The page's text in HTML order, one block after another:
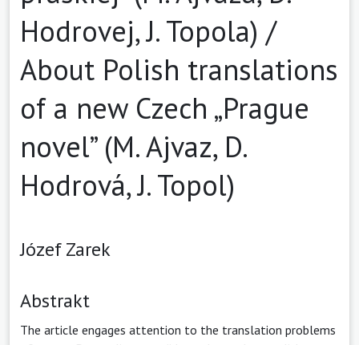
Hodrovej, J. Topola) /
About Polish translations
of a new Czech „Prague
novel” (M. Ajvaz, D.
Hodrová, J. Topol)
Józef Zarek
Abstrakt
The article engages attention to the translation problems